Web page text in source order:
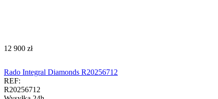
‍12 900‍ zł
Rado Integral Diamonds R20256712
REF:
R20256712